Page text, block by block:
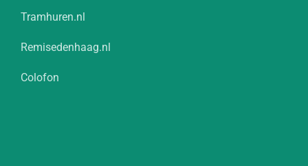
Tramhuren.nl
Remisedenhaag.nl
Colofon